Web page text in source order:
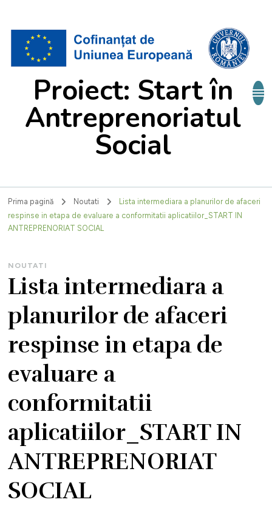
Proiect: Start în
Antreprenoriatul
Social
Prima pagină Noutati
Lista intermediara a planurilor de afaceri
respinse in etapa de evaluare a conformitatii aplicatiilor_START IN
ANTREPRENORIAT SOCIAL
NOUTATI
Lista intermediara a
planurilor de afaceri
respinse in etapa de
evaluare a
conformitatii
aplicatiilor_START IN
ANTREPRENORIAT
SOCIAL